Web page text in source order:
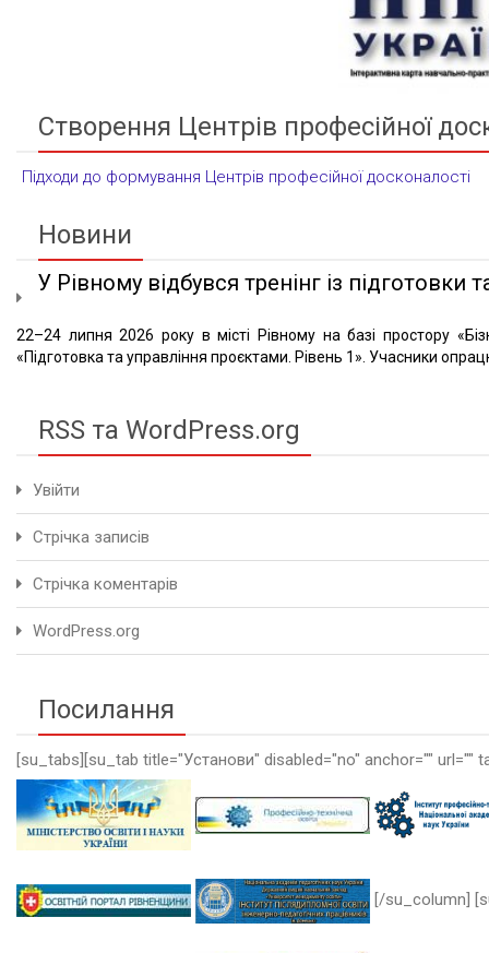
Створення Центрів професійної
Підходи до формування Центрів професійної досконалості
Новини
У Рівному відбувся тренінг із підготовки
22–24 липня 2026 року в місті Рівному на базі простору
«Підготовка та управління проєктами. Рівень 1». Учасники
RSS та WordPress.org
Увійти
Стрічка записів
Стрічка коментарів
WordPress.org
Посилання
[su_tabs][su_tab title="Установи" disabled="no" anchor=""
[/su_column]